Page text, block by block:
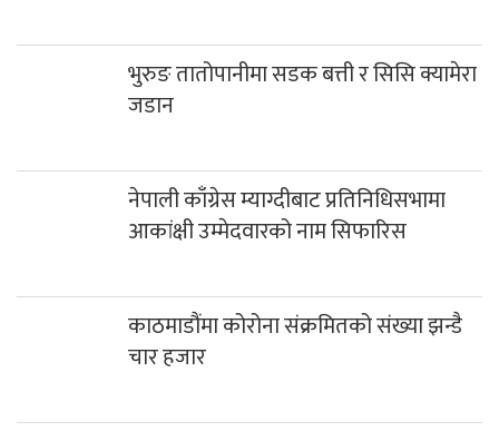
भुरुङ तातोपानीमा सडक बत्ती र सिसि क्यामेरा
जडान
नेपाली काँग्रेस म्याग्दीबाट प्रतिनिधिसभामा
आकांक्षी उम्मेदवारको नाम सिफारिस
काठमाडौंमा कोरोना संक्रमितको संख्या झन्डै
चार हजार